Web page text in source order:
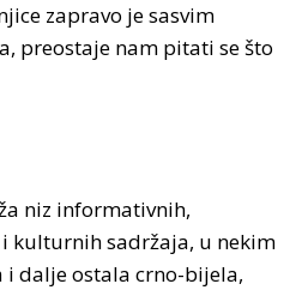
zapravo je sasvim
preostaje nam pitati se što
niz informativnih,
kulturnih sadržaja, u nekim
dalje ostala crno-bijela,